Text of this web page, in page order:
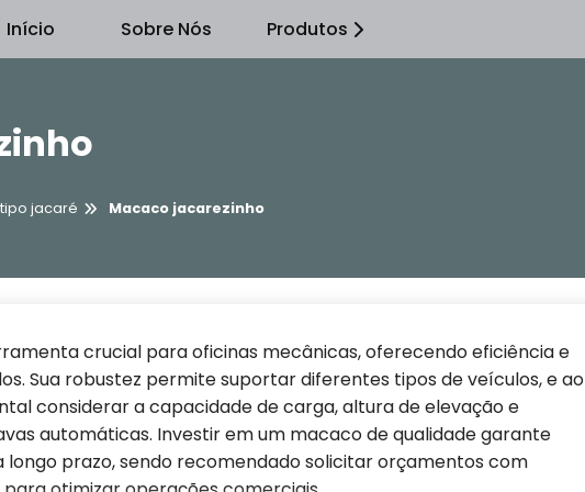
Início Sobre Nós Produtos
jacaré Macaco jacarezinho
crucial para oficinas mecânicas, oferecendo eficiência e
Sua robustez permite suportar diferentes tipos de veículos, e ao
considerar a capacidade de carga, altura de elevação e
automáticas. Investir em um macaco de qualidade garante
prazo, sendo recomendado solicitar orçamentos com